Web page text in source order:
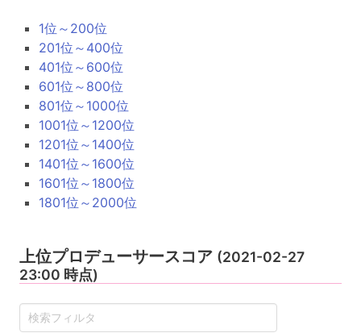
1位～200位
201位～400位
401位～600位
601位～800位
801位～1000位
1001位～1200位
1201位～1400位
1401位～1600位
1601位～1800位
1801位～2000位
上位プロデューサースコア (2021-02-27
23:00 時点)